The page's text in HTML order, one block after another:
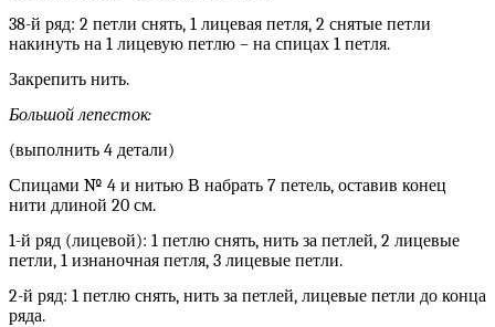
38-й ряд: 2 петли снять, 1 лицевая петля, 2 снятые петли
накинуть на 1 лицевую петлю – на спицах 1 петля.
Закрепить нить.
Большой лепесток:
(выполнить 4 детали)
Спицами № 4 и нитью В набрать 7 петель, оставив конец
нити длиной 20 см.
1-й ряд (лицевой): 1 петлю снять, нить за петлей, 2 лицевые
петли, 1 изнаночная петля, 3 лицевые петли.
2-й ряд: 1 петлю снять, нить за петлей, лицевые петли до конца
ряда.